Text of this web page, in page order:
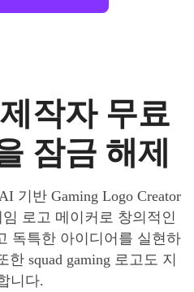
작자 무료
잠금 해제
기반 Gaming Logo Creator
로고 메이커로 창의적인
독특한 아이디어를 실현하
squad gaming 로고도 지
니다.